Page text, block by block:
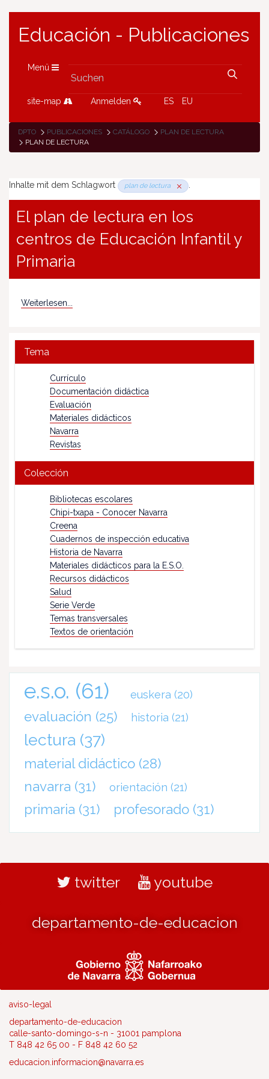
Educación - Publicaciones
Menü
site-map Anmelden ES EU
DPTO PUBLICACIONES CATÁLOGO
PLAN DE LECTURA
PLAN DE LECTURA
Inhalte mit dem Schlagwort plan de lectura .
El plan de lectura en los
centros de Educación Infantil y
Primaria
Weiterlesen...
Tema
Currículo
Documentación didáctica
Evaluación
Materiales didácticos
Navarra
Revistas
Colección
Bibliotecas escolares
Chipi-txapa - Conocer Navarra
Creena
Cuadernos de inspección educativa
Historia de Navarra
Materiales didácticos para la E.S.O.
Recursos didácticos
Salud
Serie Verde
Temas transversales
Textos de orientación
e.s.o. (61) euskera (20)
evaluación (25) historia (21)
lectura (37)
material didáctico (28)
navarra (31) orientación (21)
primaria (31) profesorado (31)
twitter youtube
departamento-de-educacion
aviso-legal
departamento-de-educacion
calle-santo-domingo-s-n - 31001 pamplona
T 848 42 65 00 - F 848 42 60 52
educacion.informacion@navarra.es